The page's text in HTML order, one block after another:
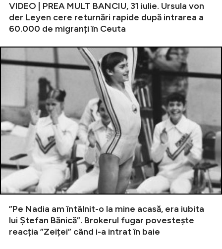
VIDEO | PREA MULT BANCIU, 31 iulie. Ursula von
der Leyen cere returnări rapide după intrarea a
60.000 de migranți în Ceuta
”Pe Nadia am întâlnit-o la mine acasă, era iubita
lui Ștefan Bănică”. Brokerul fugar povestește
reacția ”Zeiței” când i-a intrat în baie